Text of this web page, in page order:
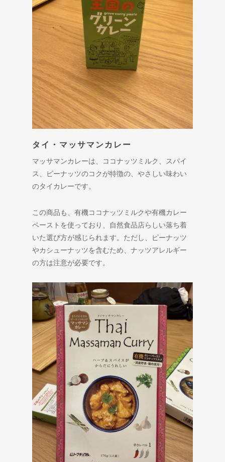
タイ・マッサマンカレー
マッサマンカレーは、ココナッツミルク、スパイ
ス、ピーナッツのコクが特徴の、やさしい味わい
のタイカレーです。
この商品も、有機ココナッツミルクや有機カレー
ペーストを使っており、自然食品店らしい落ち着
いた選び方が感じられます。ただし、ピーナッツ
やカシューナッツを含むため、ナッツアレルギー
の方は注意が必要です。